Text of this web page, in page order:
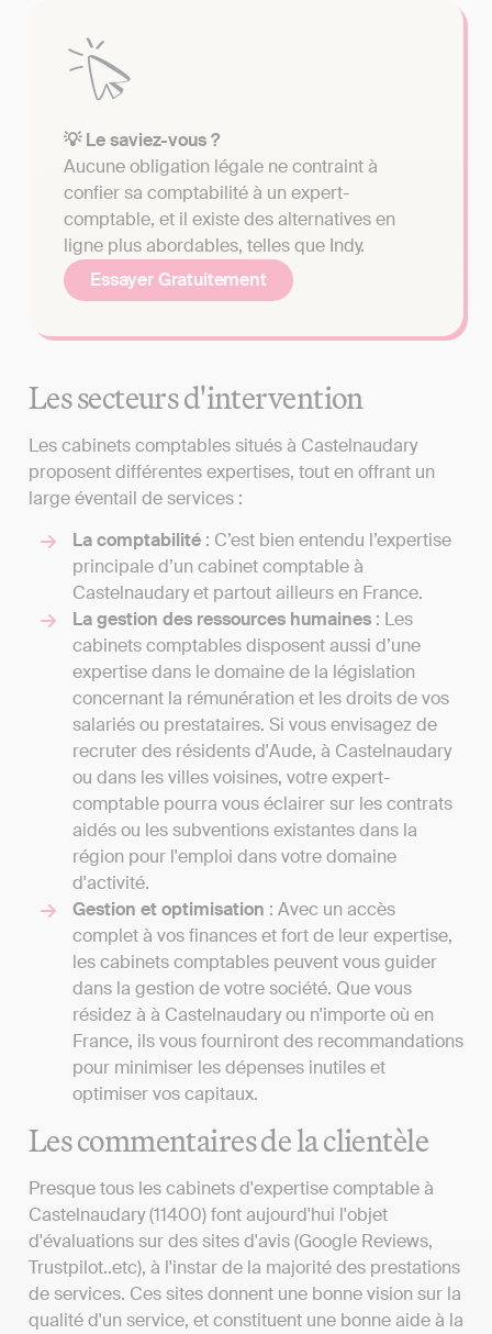
💡 Le saviez-vous ?
Aucune obligation légale ne contraint à
confier sa comptabilité à un expert-
comptable, et il existe des alternatives en
ligne plus abordables, telles que Indy.
Essayer Gratuitement
Les secteurs d'intervention
Les cabinets comptables situés à Castelnaudary
proposent différentes expertises, tout en offrant un
large éventail de services :
La comptabilité : C’est bien entendu l’expertise
principale d’un cabinet comptable à
Castelnaudary et partout ailleurs en France.
La gestion des ressources humaines : Les
cabinets comptables disposent aussi d’une
expertise dans le domaine de la législation
concernant la rémunération et les droits de vos
salariés ou prestataires. Si vous envisagez de
recruter des résidents d'Aude, à Castelnaudary
ou dans les villes voisines, votre expert-
comptable pourra vous éclairer sur les contrats
aidés ou les subventions existantes dans la
région pour l'emploi dans votre domaine
d'activité.
Gestion et optimisation : Avec un accès
complet à vos finances et fort de leur expertise,
les cabinets comptables peuvent vous guider
dans la gestion de votre société. Que vous
résidez à à Castelnaudary ou n'importe où en
France, ils vous fourniront des recommandations
pour minimiser les dépenses inutiles et
optimiser vos capitaux.
Les commentaires de la clientèle
Presque tous les cabinets d'expertise comptable à
Castelnaudary (11400) font aujourd'hui l'objet
d'évaluations sur des sites d'avis (Google Reviews,
Trustpilot..etc), à l'instar de la majorité des prestations
de services. Ces sites donnent une bonne vision sur la
qualité d'un service, et constituent une bonne aide à la